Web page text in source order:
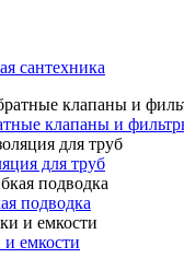
сантехника
клапаны и
для труб
подводка
и емкости